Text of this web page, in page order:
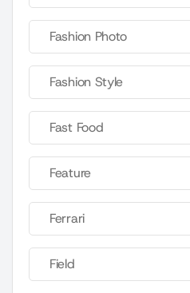
Fashion Photo
Fashion Style
Fast Food
Feature
Ferrari
Field